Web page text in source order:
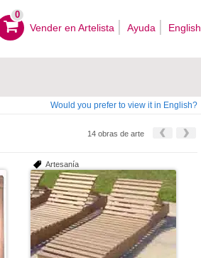
0
Vender en Artelista Ayuda English
Would you prefer to view it in English?
14 obras de arte
Artesanía